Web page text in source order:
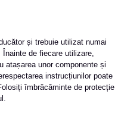
și trebuie utilizat numai
de fiecare utilizare,
atașarea unor componente și
instrucțiunilor poate
îmbrăcăminte de protecție